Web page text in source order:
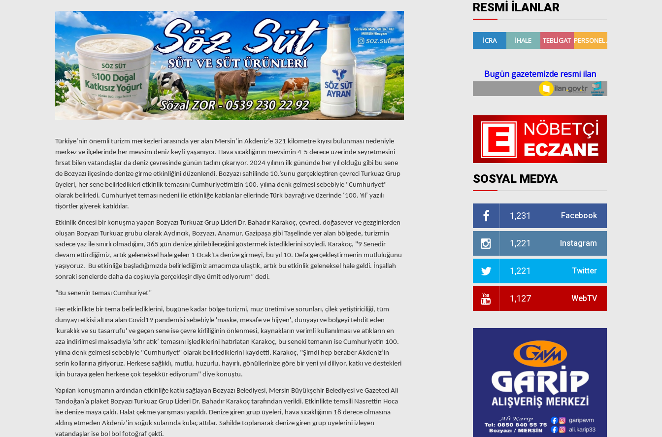
Türkiye’nin önemli turizm merkezleri arasında yer alan Mersin’in Akdeniz’e 321 kilometre kıyısı bulunması nedeniyle
merkez ve ilçelerinde her mevsim deniz keyfi yaşanıyor. Hava sıcaklığının mevsimin 4-5 derece üzerinde seyretmesini
fırsat bilen vatandaşlar da deniz çevresinde günün tadını çıkarıyor. 2024 yılının ilk gününde her yıl olduğu gibi bu sene
de Bozyazı ilçesinde denize girme etkinliğini düzenlendi. Bozyazı sahilinde 10.’sunu gerçekleştiren çevreci Turkuaz Grup
üyeleri, her sene belirledikleri etkinlik temasını Cumhuriyetimizin 100. yılına denk gelmesi sebebiyle "Cumhuriyet"
olarak belirledi. Cumhuriyet teması nedeni ile etkinliğe katılanlar ellerinde Türk bayrağı ve üzerinde ‘100. Yıl’ yazılı
tişörtler giyerek katıldılar.
Etkinlik öncesi bir konuşma yapan Bozyazı Turkuaz Grup Lideri Dr. Bahadır Karakoç, çevreci, doğasever ve gezginlerden
oluşan Bozyazı Turkuaz grubu olarak Aydıncık, Bozyazı, Anamur, Gazipaşa gibi Taşelinde yer alan bölgede, turizmin
sadece yaz ile sınırlı olmadığını, 365 gün denize girilebileceğini göstermek istediklerini söyledi. Karakoç, "9 Senedir
devam ettirdiğimiz, artık geleneksel hale gelen 1 Ocak'ta denize girmeyi, bu yıl 10. Defa gerçekleştirmenin mutluluğunu
yaşıyoruz. Bu etkinliğe başladığımızda belirlediğimiz amacımıza ulaştık, artık bu etkinlik geleneksel hale geldi. İnşallah
sonraki senelerde daha da coşkuyla gerçekleşir diye ümit ediyorum” dedi.
“Bu senenin teması Cumhuriyet”
Her etkinlikte bir tema belirlediklerini, bugüne kadar bölge turizmi, muz üretimi ve sorunları, çilek yetiştiriciliği, tüm
dünyayı etkisi altına alan Covid19 pandemisi sebebiyle 'maske, mesafe ve hijyen', dünyayı ve bölgeyi tehdit eden
'kuraklık ve su tasarrufu' ve geçen sene ise çevre kirliliğinin önlenmesi, kaynakların verimli kullanılması ve atıkların en
aza indirilmesi maksadıyla ’sıfır atık’ temasını işlediklerini hatırlatan Karakoç, bu seneki temanın ise Cumhuriyetin 100.
yılına denk gelmesi sebebiyle "Cumhuriyet" olarak belirlediklerini kaydetti. Karakoç, "Şimdi hep beraber Akdeniz’in
serin kollarına giriyoruz. Herkese sağlıklı, mutlu, huzurlu, hayırlı, gönüllerinize göre bir yeni yıl diliyor, katkı ve destekleri
için buraya gelen herkese çok teşekkür ediyorum" diye konuştu.
Yapılan konuşmanın ardından etkinliğe katkı sağlayan Bozyazı Belediyesi, Mersin Büyükşehir Belediyesi ve Gazeteci Ali
Tandoğan’a plaket Bozyazı Turkuaz Grup Lideri Dr. Bahadır Karakoç tarafından verildi. Etkinlikte temsili Nasrettin Hoca
ise denize maya çaldı. Halat çekme yarışması yapıldı. Denize giren grup üyeleri, hava sıcaklığının 18 derece olmasına
aldırış etmeden Akdeniz’in soğuk sularında kulaç attılar. Sahilde toplanarak denize giren grup üyelerini izleyen
vatandaşlar ise bol bol fotoğraf çekti.
RESMİ İLANLAR
SOSYAL MEDYA
1,231 Facebook
1,221 Instagram
1,221 Twitter
1,127 WebTV